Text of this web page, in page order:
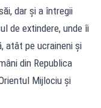
dar și a întregii
de extindere, unde îi
atât pe ucraineni și
din Republica
Mijlociu și